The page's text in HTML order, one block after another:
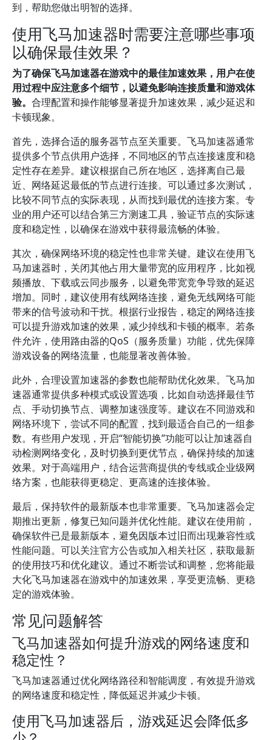
到，帮助您做出明智的选择。
使用飞马加速器时需要注意哪些事项
以确保最佳效果？
为了确保飞马加速器在游戏中的最佳加速效果，用户在使
用过程中应注意多个细节，以避免影响连接质量和游戏体
验。 合理配置和操作能够显著提升加速效果，减少延迟和
卡顿现象。
首先，选择合适的服务器节点至关重要。飞马加速器通常
提供多个节点供用户选择，不同地区的节点连接速度和稳
定性存在差异。建议根据自己所在地区，选择离自己最
近、网络延迟最低的节点进行连接。可以通过多次测试，
比较不同节点的实际表现，从而找到最优的连接方案。专
业的用户还可以结合第三方测速工具，验证节点的实际速
度和稳定性，以确保在游戏中获得最流畅的体验。
其次，确保网络环境的稳定性也非常关键。建议在使用飞
马加速器时，关闭其他占用大量带宽的应用程序，比如视
频播放、下载或云同步服务，以避免带宽竞争导致的延迟
增加。同时，建议使用有线网络连接，避免无线网络可能
带来的信号波动和干扰。根据行业报告，稳定的网络连接
可以提升游戏加速的效果，减少掉线和卡顿的概率。若条
件允许，使用路由器的QoS（服务质量）功能，优先保障
游戏设备的网络流量，也能显著改善体验。
此外，合理设置加速器的参数也能帮助优化效果。飞马加
速器通常提供多种模式或设置选项，比如自动选择最佳节
点、手动切换节点、调整加速强度等。建议在不同游戏和
网络环境下，尝试不同的配置，找到最适合自己的一组参
数。有些用户发现，开启“智能切换”功能可以让加速器自
动检测网络变化，及时切换到更优节点，确保持续的加速
效果。对于高端用户，结合运营商提供的专线或企业级网
络方案，也能获得更稳定、更高速的连接体验。
最后，保持软件的最新版本也非常重要。飞马加速器会定
期推出更新，修复已知问题并优化性能。建议在使用前，
确保软件已是最新版本，避免因版本过旧而出现兼容性或
性能问题。可以关注官方公告或加入相关社区，获取最新
的使用技巧和优化建议。通过不断尝试和调整，您将能最
大化飞马加速器在游戏中的加速效果，享受更流畅、更稳
定的游戏体验。
常见问题解答
飞马加速器如何提升游戏的网络速度和
稳定性？
飞马加速器通过优化网络路径和智能调度，有效提升游戏
的网络速度和稳定性，降低延迟并减少卡顿。
使用飞马加速器后，游戏延迟会降低多